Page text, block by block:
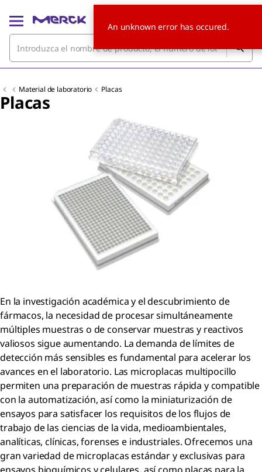
Material de laboratorio Placas
Placas
En la investigación académica y el descubrimiento de
fármacos, la necesidad de procesar simultáneamente
múltiples muestras o de conservar muestras y reactivos
valiosos sigue aumentando. La demanda de límites de
detección más sensibles es fundamental para acelerar los
avances en el laboratorio. Las microplacas multipocillo
permiten una preparación de muestras rápida y compatible
con la automatización, así como la miniaturización de
ensayos para satisfacer los requisitos de los flujos de
trabajo de las ciencias de la vida, medioambientales,
analíticas, clínicas, forenses e industriales. Ofrecemos una
gran variedad de microplacas estándar y exclusivas para
An unknown error has occured.